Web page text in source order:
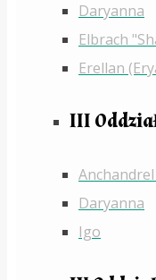
Daryanna
Elbrach
Erellan
III
Daryanna
Igo